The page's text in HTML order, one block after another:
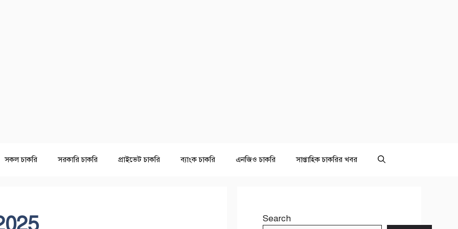
সকল চাকরি সরকারি চাকরি প্রাইভেট চাকরি ব্যাংক চাকরি এনজিও চাকরি সাপ্তাহিক চাকরির খবর
Search